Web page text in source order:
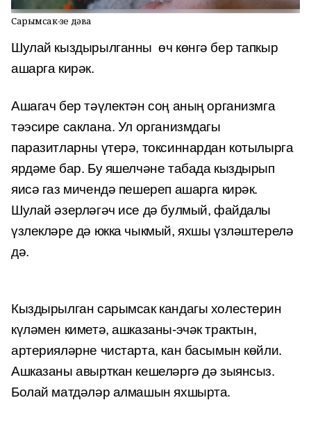
Сарымсак-үзе дәва
Шулай кыздырылганны өч көнгә бер тапкыр
ашарга кирәк.
Ашагач бер тәүлектән соң аның организмга
тәэсире саклана. Ул организмдагы
паразитларны үтерә, токсиннардан котылырга
ярдәме бар. Бу яшелчәне табада кыздырып
яисә газ мичендә пешереп ашарга кирәк.
Шулай әзерләгәч исе дә булмый, файдалы
үзлекләре дә юкка чыкмый, яхшы үзләштерелә
дә.
Кыздырылган сарымсак кандагы холестерин
күләмен киметә, ашказаны-эчәк трактын,
артерияләрне чистарта, кан басымын көйли.
Ашказаны авырткан кешеләргә дә зыянсыз.
Болай матдәләр алмашын яхшырта.